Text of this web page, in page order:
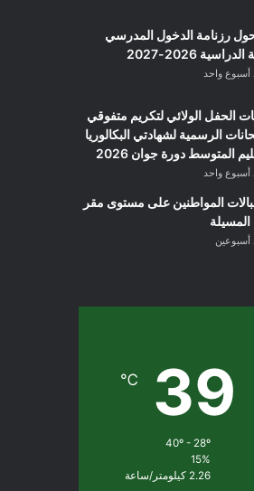
حول رزنامة الدخول المدرسي
2026-2027
أسبوع واحد
الحفل الولائي لتكريم متفوقي
الرسمية لشهادتي البكالوريا
المتوسط دورة جوان 2026
أسبوع واحد
المواطنين على مستوى مقر
المسيلة
أسبوعين
39
℃
40º - 28º
15%
2.26 كيلومتر/ساعة